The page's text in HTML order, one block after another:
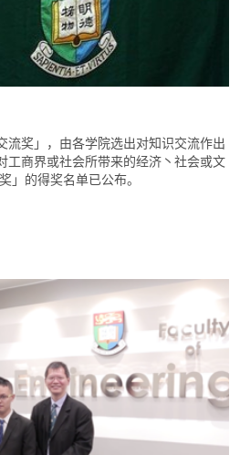
流奖」，由各学院选出对知识交流作出
工商界或社会所带来的经济丶社会或文
」的得奖名单已公布。